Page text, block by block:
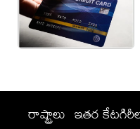
రాష్ట్రాలు ఇతర